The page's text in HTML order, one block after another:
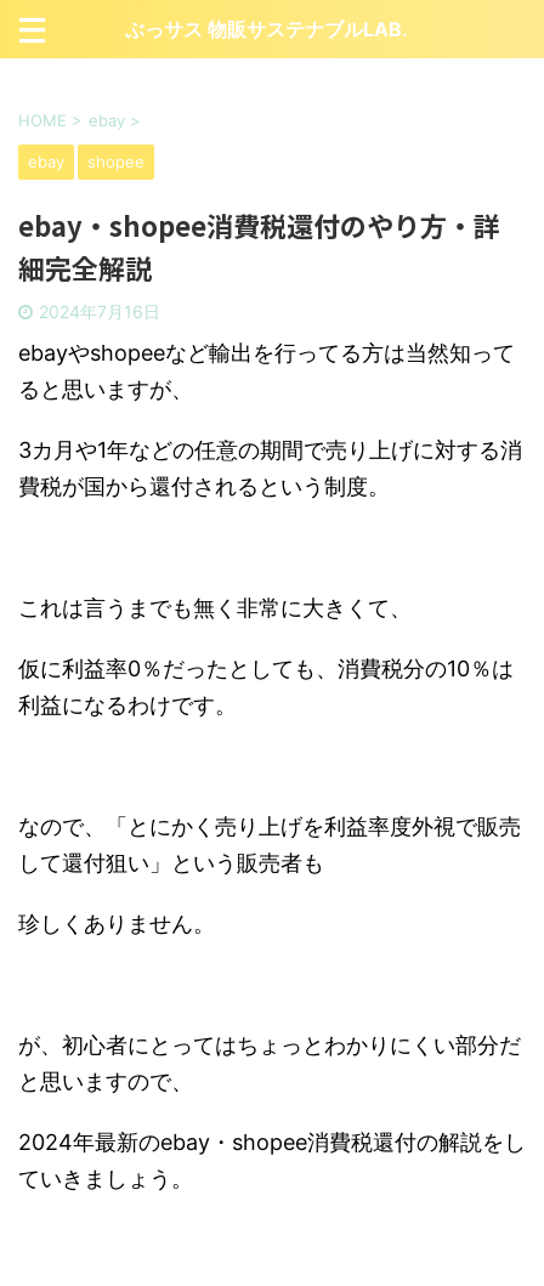
ぶっサス 物販サステナブルLAB.
HOME > ebay >
ebay shopee
ebay・shopee消費税還付のやり方・詳
細完全解説
2024年7月16日
ebayやshopeeなど輸出を行ってる方は当然知って
ると思いますが、
3カ月や1年などの任意の期間で売り上げに対する消
費税が国から還付されるという制度。
これは言うまでも無く非常に大きくて、
仮に利益率0％だったとしても、消費税分の10％は
利益になるわけです。
なので、「とにかく売り上げを利益率度外視で販売
して還付狙い」という販売者も
珍しくありません。
が、初心者にとってはちょっとわかりにくい部分だ
と思いますので、
2024年最新のebay・shopee消費税還付の解説をし
ていきましょう。